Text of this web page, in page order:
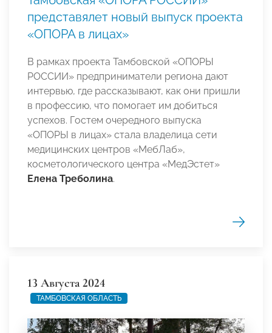
представялет новый выпуск проекта
«ОПОРА в лицах»
В рамках проекта Тамбовской «ОПОРЫ
РОССИИ» предприниматели региона дают
интервью, где рассказывают, как они пришли
в профессию, что помогает им добиться
успехов. Гостем очередного выпуска
«ОПОРЫ в лицах» стала владелица сети
медицинских центров «МебЛаб»,
косметологического центра «МедЭстет»
Елена Треболина.
13 Августа 2024
ТАМБОВСКАЯ ОБЛАСТЬ